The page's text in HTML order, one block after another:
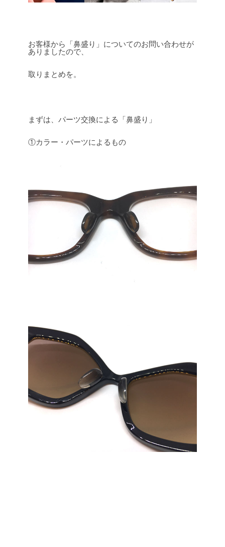
お客様から「鼻盛り」についてのお問い合わせが
ありましたので、
取りまとめを。
まずは、パーツ交換による「鼻盛り」
①カラー・パーツによるもの